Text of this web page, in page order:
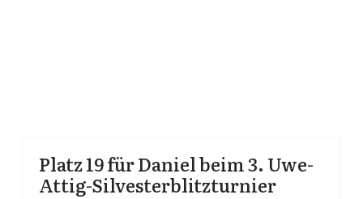
Platz 19 für Daniel beim 3. Uwe-
Attig-Silvesterblitzturnier